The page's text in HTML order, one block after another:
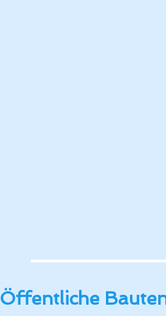
Öffentliche